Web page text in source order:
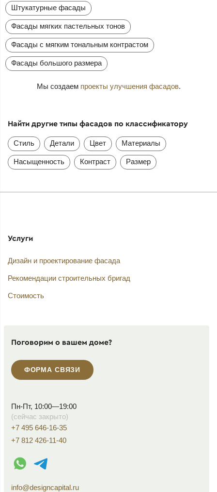
Штукатурные фасады
Фасады мягких пастельных тонов
Фасады с мягким тональным контрастом
Фасады большого размера
Мы создаем проекты улучшения фасадов.
Найти другие типы фасадов по классификатору
Стиль Детали Цвет Материалы
Насыщенность Контраст Размер
Услуги
Дизайн и проектирование фасада
Рекомендации строительных бригад
Стоимость
Поговорим о вашем доме?
ФОРМА СВЯЗИ
Пн-Пт, 10:00—19:00
(сейчас закрыто)
+7 495 646-16-35
+7 812 426-11-40
WhatsApp контакт
Telegram контакт
info@designcapital.ru